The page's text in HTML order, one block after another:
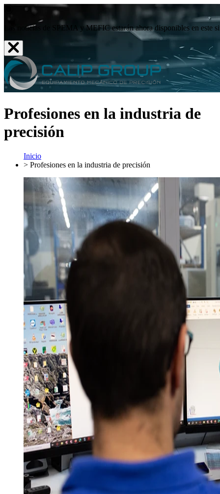
Las noticias de SPEMA y MEFIC estarán ahora disponibles en este
Profesiones en la industria de
precisión
Inicio
> Profesiones en la industria de precisión